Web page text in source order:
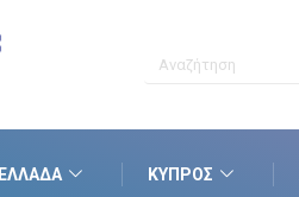
ΕΛΛΆΔΑ ΚΎΠΡΟΣ